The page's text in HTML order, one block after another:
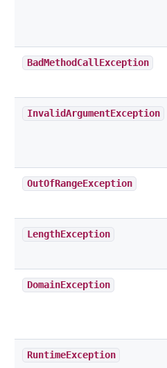
BadMethodCallException
InvalidArgumentException
OutOfRangeException
LengthException
DomainException
RuntimeException